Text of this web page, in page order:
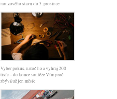
nouzového stavu do 3. prosince
Vyber pokus, natoč ho a vyhraj 200
tisíc – do konce soutěže Vím proč
zbývá už jen měsíc